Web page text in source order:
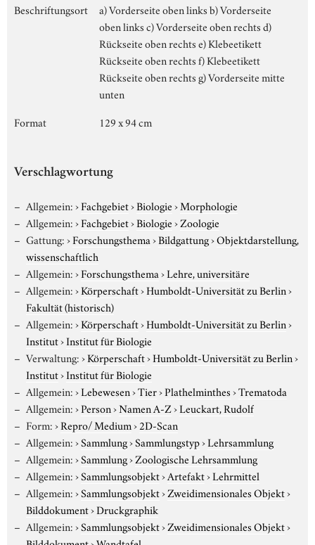
Beschriftungsort
a) Vorderseite oben links b) Vorderseite
oben links c) Vorderseite oben rechts d)
Rückseite oben rechts e) Klebeetikett
Rückseite oben rechts f) Klebeetikett
Rückseite oben rechts g) Vorderseite mitte
unten
Format
129 x 94 cm
Verschlagwortung
Allgemein:›Fachgebiet›Biologie›Morphologie
Allgemein:›Fachgebiet›Biologie›Zoologie
Gattung:›Forschungsthema›Bildgattung›Objektdarstellung,
wissenschaftlich
Allgemein:›Forschungsthema›Lehre, universitäre
Allgemein:›Körperschaft›Humboldt-Universität zu Berlin›
Fakultät (historisch)
Allgemein:›Körperschaft›Humboldt-Universität zu Berlin›
Institut›Institut für Biologie
Verwaltung:›Körperschaft›Humboldt-Universität zu Berlin›
Institut›Institut für Biologie
Allgemein:›Lebewesen›Tier›Plathelminthes›Trematoda
Allgemein:›Person›Namen A-Z›Leuckart, Rudolf
Form:›Repro/ Medium›2D-Scan
Allgemein:›Sammlung›Sammlungstyp›Lehrsammlung
Allgemein:›Sammlung›Zoologische Lehrsammlung
Allgemein:›Sammlungsobjekt›Artefakt›Lehrmittel
Allgemein:›Sammlungsobjekt›Zweidimensionales Objekt›
Bilddokument›Druckgraphik
Allgemein:›Sammlungsobjekt›Zweidimensionales Objekt›